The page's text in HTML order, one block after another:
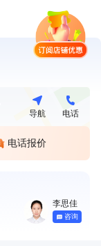
导航 电话
电话报价
李思佳
咨询